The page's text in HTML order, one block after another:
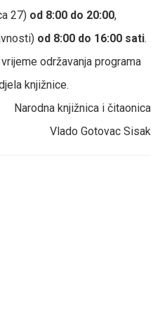
27) od 8:00 do 20:00,
od 8:00 do 16:00 sati.
održavanja programa
knjižnice.
Narodna knjižnica i čitaonica
Vlado Gotovac Sisak